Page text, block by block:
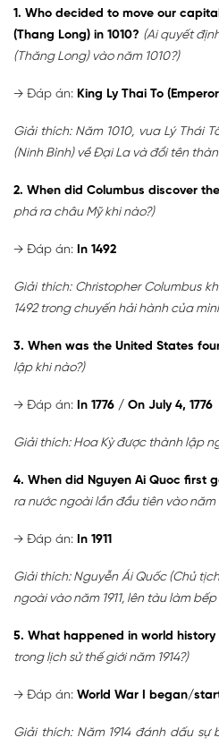
1. Who decided to move our
(Thang Long) in 1010? (Ai quyết
(Thăng Long) vào năm 1010?)
→ Đáp án: King Ly Thai To
Giải thích: Năm 1010, vua Lý Thái
(Ninh Bình) về Đại La và đổi tên
2. When did Columbus discover
phá ra châu Mỹ khi nào?)
→ Đáp án: In 1492
Giải thích: Christopher Columbus
1492 trong chuyến hải hành của
3. When was the United States
lập khi nào?)
→ Đáp án: In 1776 / On July 4, 1776
Giải thích: Hoa Kỳ được thành lập
4. When did Nguyen Ai Quoc first
ra nước ngoài lần đầu tiên vào năm
→ Đáp án: In 1911
Giải thích: Nguyễn Ái Quốc (Chủ
ngoài vào năm 1911, lên tàu làm
5. What happened in world history
trong lịch sử thế giới năm 1914?)
→ Đáp án: World War I began/
Giải thích: Năm 1914 đánh dấu